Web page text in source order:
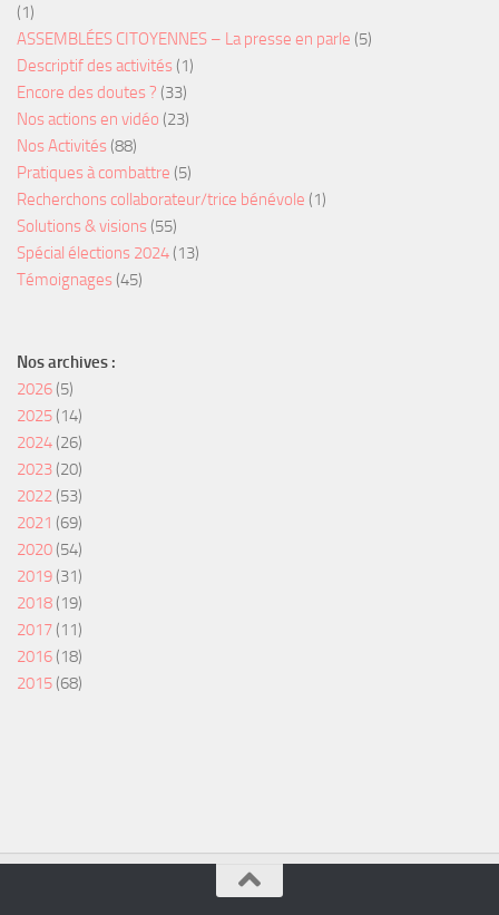
(1)
ASSEMBLÉES CITOYENNES – La presse en parle (5)
Descriptif des activités (1)
Encore des doutes ? (33)
Nos actions en vidéo (23)
Nos Activités (88)
Pratiques à combattre (5)
Recherchons collaborateur/trice bénévole (1)
Solutions & visions (55)
Spécial élections 2024 (13)
Témoignages (45)
Nos archives :
2026 (5)
2025 (14)
2024 (26)
2023 (20)
2022 (53)
2021 (69)
2020 (54)
2019 (31)
2018 (19)
2017 (11)
2016 (18)
2015 (68)